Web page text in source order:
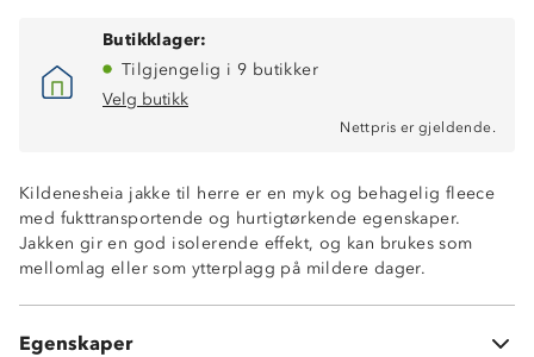
Butikklager:
Tilgjengelig i 9 butikker
Velg butikk
Nettpris er gjeldende.
Kildenesheia jakke til herre er en myk og behagelig fleece
med fukttransportende og hurtigtørkende egenskaper.
Jakken gir en god isolerende effekt, og kan brukes som
mellomlag eller som ytterplagg på mildere dager.
Egenskaper
Hurtigtørkende
Fukttransporterende
To stikklommer i sidesømmene